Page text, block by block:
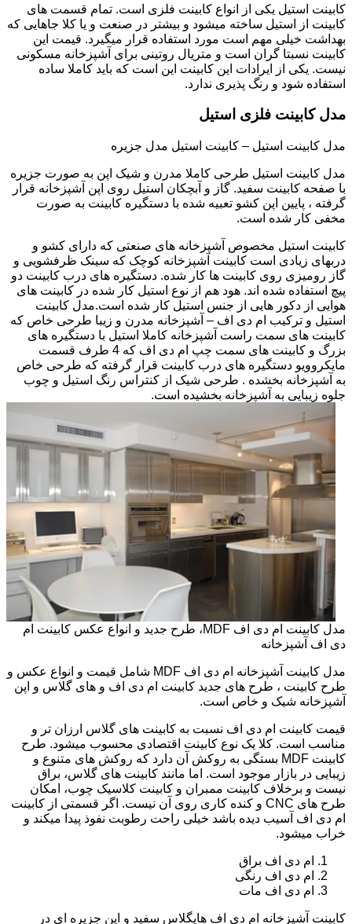
کابینت استیل یکی از انواع کابینت فلزی است. تمام قسمت های
کابینت از استیل ساخته میشود و بیشتر در صنعت و یا کلا جاهایی که
بهداشت خیلی مهم است مورد استفاده قرار میگیرد. قیمت این
کابینت نسبتا گران است و متریال روتینی برای آشپزخانه مسکونی
نیست. یکی از ایرادات این کابینت این است که باید کاملا ساده
استفاده شود و رنگ پذیری ندارد.
مدل کابینت فلزی استیل
مدل کابینت استیل – کابینت استیل مدل جزیره
مدل کابینت استیل طرحی کاملا مدرن و شیک اپن به صورت جزیره
با صفحه کابینت سفید. گاز و آبچکان استیل روی اپن آشپزخانه قرار
گرفته ، پایین اپن کشو تعبیه شده با دستگیره کابینت به صورت
مخفی کار شده است.
کابینت استیل مخصوص آشپزخانه های صنعتی که دارای کشو و
دربهای زیادی است کابینت آشپزخانه کوچک که سینک ظرفشویی و
گاز رومیزی روی کابینت ها کار شده. دستگیره های درب کابینت دو
پیچ استفاده شده اند. هود هم از نوع استیل کار شده در کابینت های
هوایی از دکور هایی از جنس استیل کار شده است.مدل کابینت
استیل و ترکیب ام دی اف – آشپزخانه مدرن و زیبا طرحی خاص که
کابینت های سمت راست آشپزخانه کاملا استیل با دستگیره های
بزرگ و کابینت های سمت چپ ام دی اف که 4 طرف قسمت
مایکروویو دستگیره های درب کابینت قرار گرفته که طرحی خاص
به آشپزخانه بخشده . طرحی شیک از کنتراس رنگ استیل و چوب
جلوه زیبایی به آشپزخانه بخشیده است.
مدل کابینت ام دی اف MDF، طرح جدید و انواع عکس کابینت ام
دی اف آشپزخانه
مدل کابینت آشپزخانه ام دی اف MDF شامل قیمت و انواع عکس و
طرح کابینت ، طرح های جدید کابینت ام دی اف و های گلاس و اپن
آشپزخانه شیک و خاص است.
قیمت کابینت ام دی اف نسبت به کابینت های گلاس ارزان تر و
مناسب است. کلا یک نوع کابینت اقتصادی محسوب میشود. طرح
کابینت MDF بستگی به روکش آن دارد که روکش های متنوع و
زیبایی در بازار موجود است. اما مانند کابینت های گلاس، براق
نیست و برخلاف کابینت ممبران و کابینت کلاسیک چوب، امکان
طرح های CNC و کنده کاری روی آن نیست. اگر قسمتی از کابینت
ام دی اف آسیب دیده باشد خیلی راحت رطوبت نفوذ پیدا میکند و
خراب میشود.
ام دی اف براق
ام دی اف رنگی
ام دی اف مات
کابینت آشپزخانه ام دی اف هایگلاس سفید و اپن جزیره ای در